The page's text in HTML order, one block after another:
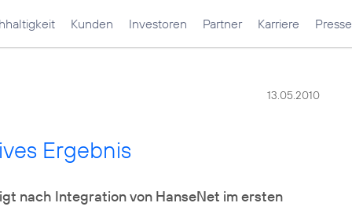
Kunden Investoren Partner Karriere Presse
13.05.2010
Ergebnis
nach Integration von HanseNet im ersten